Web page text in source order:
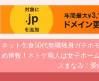
ネット乞食50代無職独身ガチホ
め速報！ネトゲ廃人は女子ホー
スまなみ！愛